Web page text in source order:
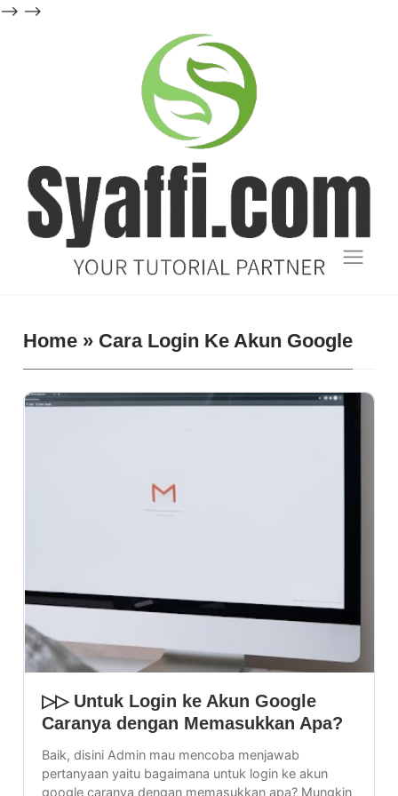
--> -->
Tutorial
dan
Sharing
Home » Cara Login Ke Akun Google
▷▷ Untuk Login ke Akun Google
Caranya dengan Memasukkan Apa?
Baik, disini Admin mau mencoba menjawab
pertanyaan yaitu bagaimana untuk login ke akun
google caranya dengan memasukkan apa? Mungkin